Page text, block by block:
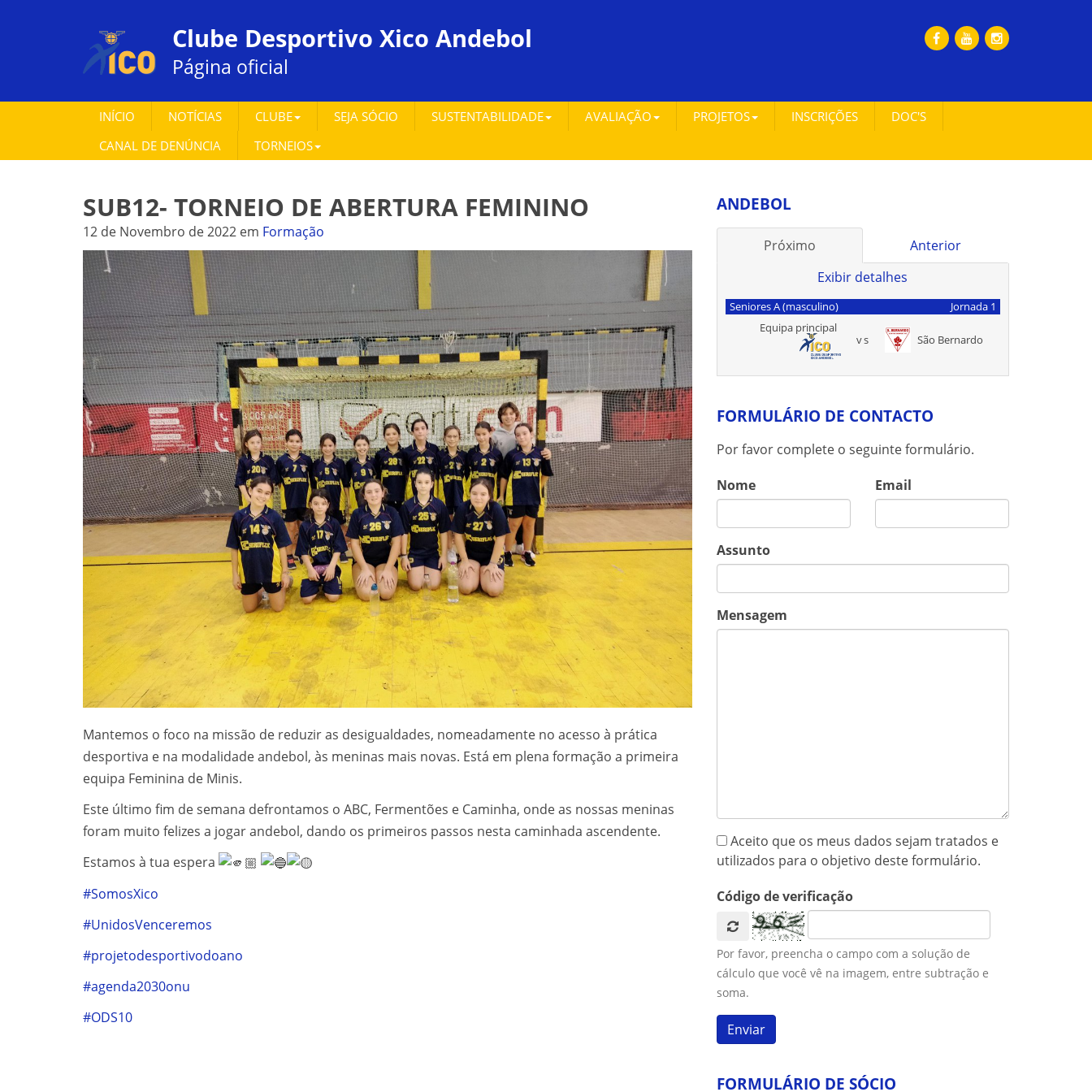
Clube Desportivo Xico Andebol
Página oficial
INÍCIO NOTÍCIAS CLUBE SEJA SÓCIO SUSTENTABILIDADE AVALIAÇÃO PROJETOS INSCRIÇÕES
DOC'S
CANAL DE DENÚNCIA
TORNEIOS
SUB12- TORNEIO DE ABERTURA FEMININO
12 de Novembro de 2022 em Formação
Mantemos o foco na missão de reduzir as desigualdades, nomeadamente no acesso à prática
desportiva e na modalidade andebol, às meninas mais novas. Está em plena formação a primeira
equipa Feminina de Minis.
Este último fim de semana defrontamos o ABC, Fermentões e Caminha, onde as nossas meninas
foram muito felizes a jogar andebol, dando os primeiros passos nesta caminhada ascendente.
Estamos à tua espera
#SomosXico
#UnidosVenceremos
#projetodesportivodoano
#agenda2030onu
#ODS10
ANDEBOL
Próximo
Anterior
Exibir detalhes
Seniores A (masculino)
Jornada 1
Equipa principal
vs
São Bernardo
FORMULÁRIO DE CONTACTO
Por favor complete o seguinte formulário.
Nome
Email
Assunto
Mensagem
Aceito que os meus dados sejam tratados e
utilizados para o objetivo deste formulário.
Código de verificação
Por favor, preencha o campo com a solução de
cálculo que você vê na imagem, entre subtração e
soma.
FORMULÁRIO DE SÓCIO